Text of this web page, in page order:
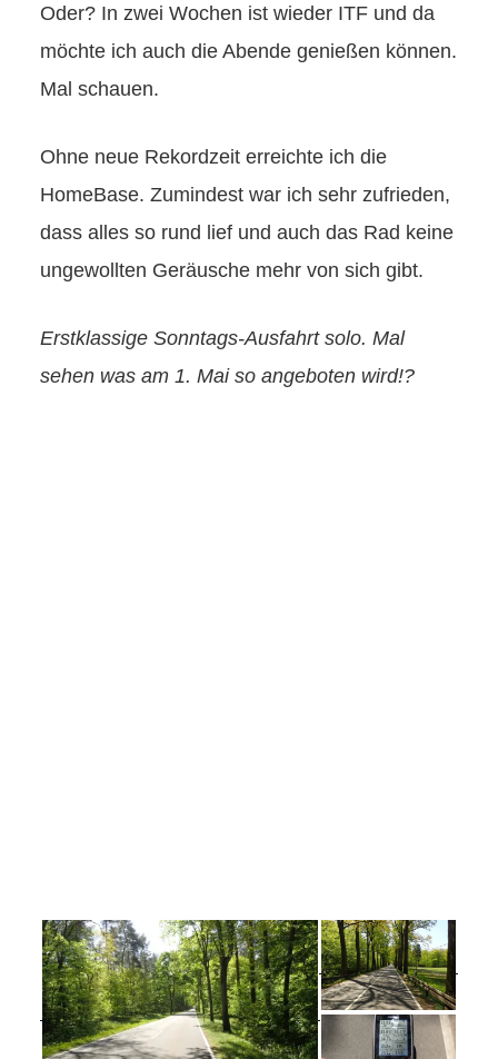
Oder? In zwei Wochen ist wieder ITF und da
möchte ich auch die Abende genießen können.
Mal schauen.
Ohne neue Rekordzeit erreichte ich die
HomeBase. Zumindest war ich sehr zufrieden,
dass alles so rund lief und auch das Rad keine
ungewollten Geräusche mehr von sich gibt.
Erstklassige Sonntags-Ausfahrt solo. Mal
sehen was am 1. Mai so angeboten wird!?